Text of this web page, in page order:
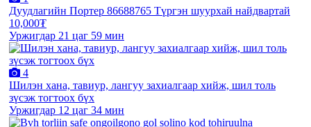
Дуудлагийн Портер 86688765 Түргэн шуурхай найдвартай
10,000₮
Уржигдар 21 цаг 59 мин
4
Шилэн хана, тавиур, лангуу захиалгаар хийж, шил толь
зүсэж тогтоох бүх
Уржигдар 12 цаг 34 мин